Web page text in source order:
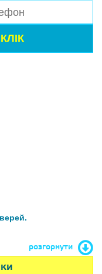
розгорнути